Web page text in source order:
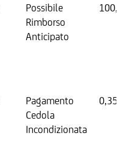
Possibile
Rimborso
Anticipato
Pagamento
Cedola
Incondizionata
0,35